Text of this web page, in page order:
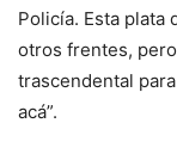
Policía. Esta
otros frentes,
trascendental
acá”.